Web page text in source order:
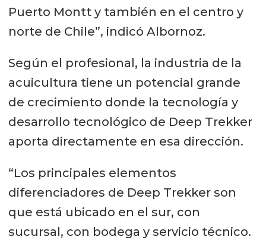
Puerto Montt y también en el centro y
norte de Chile”, indicó Albornoz.
Según el profesional, la industria de la
acuicultura tiene un potencial grande
de crecimiento donde la tecnología y
desarrollo tecnológico de Deep Trekker
aporta directamente en esa dirección.
“Los principales elementos
diferenciadores de Deep Trekker son
que está ubicado en el sur, con
sucursal, con bodega y servicio técnico.